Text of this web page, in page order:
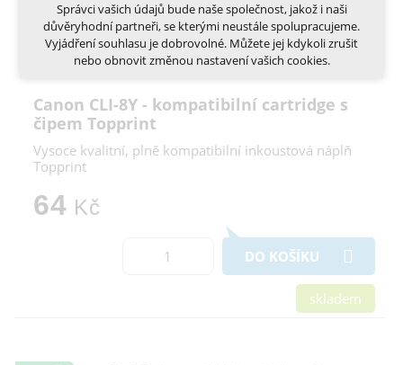
Canon CLI-8Y - kompatibilní cartridge s
čipem Topprint
Vysoce kvalitní, plně kompatibilní inkoustová náplň
Topprint
64 Kč
DO KOŠÍKU
skladem
marketingová cookies (Google, Ecomail, Sklik,
Smartsupp, Heureka)
Více informací o cookies na našem webu
Přijmout všechna cookies
Správci vašich údajů bude naše společnost, jakož i naši
důvěryhodní partneři, se kterými neustále spolupracujeme.
Vyjádření souhlasu je dobrovolné. Můžete jej kdykoli zrušit
nebo obnovit změnou nastavení vašich cookies.
Cookies a podobné technologie dělíme na technická: nutná
pro běh webu, bez nichž nelze web používat a volitelná. Do
této části spadají analytická a marketingová cookies.